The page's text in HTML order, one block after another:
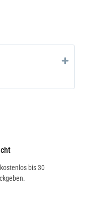
frischt
außen.
Schutz aller
bis 30